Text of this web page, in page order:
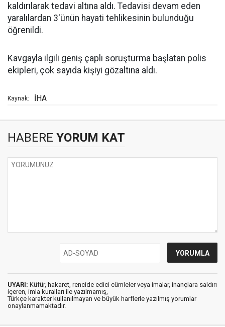
kaldırılarak tedavi altına aldı. Tedavisi devam eden
yaralılardan 3'ünün hayati tehlikesinin bulunduğu
öğrenildi.
Kavgayla ilgili geniş çaplı soruşturma başlatan polis
ekipleri, çok sayıda kişiyi gözaltına aldı.
Kaynak: İHA
HABERE YORUM KAT
UYARI: Küfür, hakaret, rencide edici cümleler veya imalar, inançlara saldırı
içeren, imla kuralları ile yazılmamış,
Türkçe karakter kullanılmayan ve büyük harflerle yazılmış yorumlar
onaylanmamaktadır.